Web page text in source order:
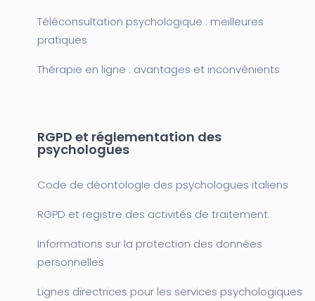
Téléconsultation psychologique : meilleures
pratiques
Thérapie en ligne : avantages et inconvénients
RGPD et réglementation des
psychologues
Code de déontologie des psychologues italiens
RGPD et registre des activités de traitement
Informations sur la protection des données
personnelles
Lignes directrices pour les services psychologiques